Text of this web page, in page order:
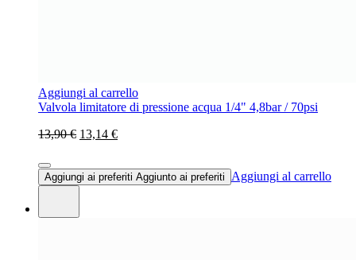
Aggiungi al carrello
Valvola limitatore di pressione acqua 1/4" 4,8bar / 70psi
13,90 € 13,14 €
Aggiungi ai preferiti Aggiunto ai preferiti Aggiungi al carrello